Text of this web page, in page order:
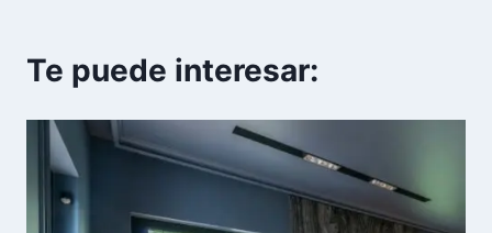
Te puede interesar: